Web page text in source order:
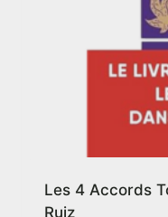
Les 4 Accords
Ruiz